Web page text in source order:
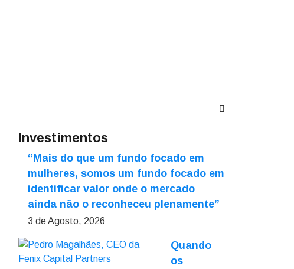
Investimentos
“Mais do que um fundo focado em
mulheres, somos um fundo focado em
identificar valor onde o mercado
ainda não o reconheceu plenamente”
3 de Agosto, 2026
Quando
os